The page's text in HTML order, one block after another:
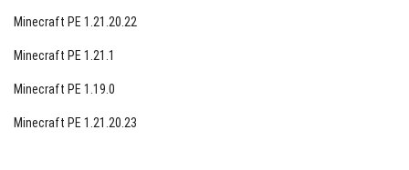
Minecraft PE 1.21.20.22
Minecraft PE 1.21.1
Minecraft PE 1.19.0
Minecraft PE 1.21.20.23